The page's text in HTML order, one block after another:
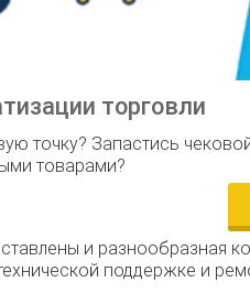
торговли
точку? Запастись
товарами?
и разнообразная
поддержке и